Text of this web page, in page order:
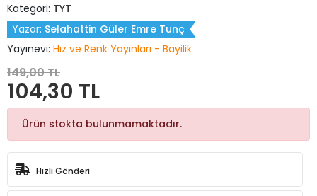
Kategori: TYT
Yazar: Selahattin Güler Emre Tunç
Yayınevi: Hız ve Renk Yayınları - Bayilik
149,00 TL
104,30 TL
Ürün stokta bulunmamaktadır.
Hızlı Gönderi